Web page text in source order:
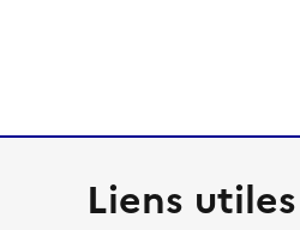
Liens utiles